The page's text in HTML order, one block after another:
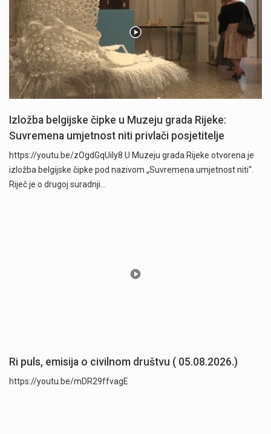
Izložba belgijske čipke u Muzeju grada Rijeke:
Suvremena umjetnost niti privlači posjetitelje
https://youtu.be/zOgdGqUily8 U Muzeju grada Rijeke otvorena je
izložba belgijske čipke pod nazivom „Suvremena umjetnost niti“.
Riječ je o drugoj suradnji…
Ri puls, emisija o civilnom društvu ( 05.08.2026.)
https://youtu.be/mDR29ffvagE